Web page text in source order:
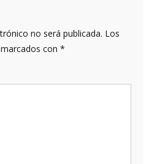
no será publicada. Los
con *